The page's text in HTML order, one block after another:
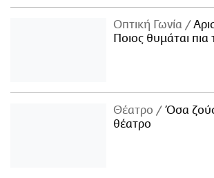
Οπτική Γωνία
Ποιος θυμάται πια
Θέατρο
Όσα
θέατρο